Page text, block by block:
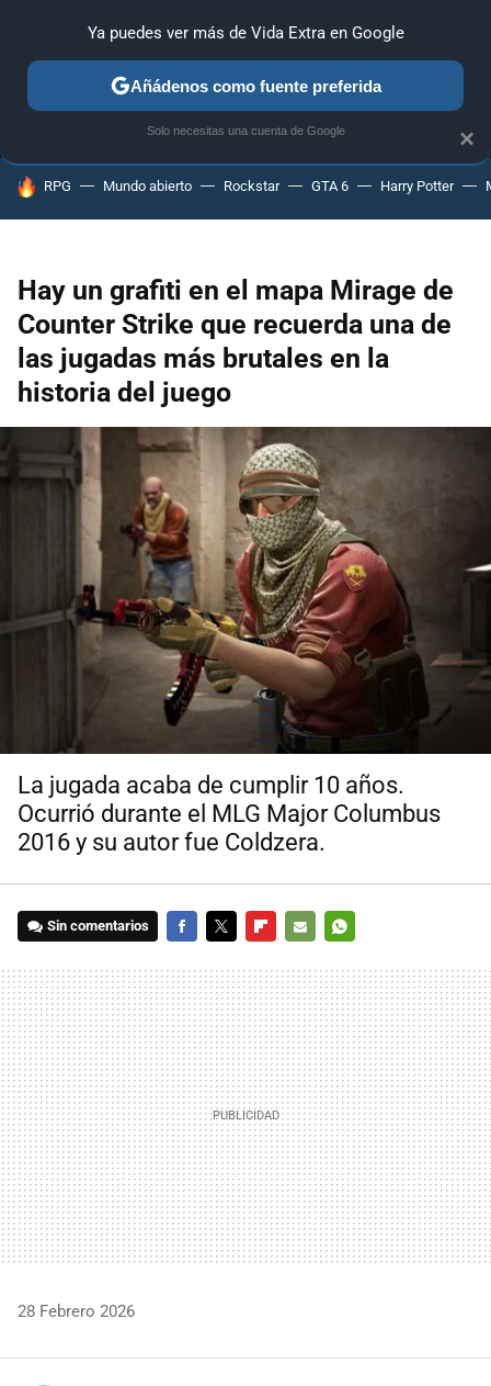
ANÁLISIS GUÍAS Y TRUCOS PC SONY NINTENDO
HOY SE HABLA DE
RPG Mundo abierto Rockstar GTA 6 Harry Potter
Hay un grafiti en el mapa Mirage de
Counter Strike que recuerda una de
las jugadas más brutales en la
historia del juego
La jugada acaba de cumplir 10 años.
Ocurrió durante el MLG Major Columbus
2016 y su autor fue Coldzera.
Sin comentarios
MAIL
28 Febrero 2026
×
Ya puedes ver más de Vida Extra en Google
Añádenos como fuente preferida
Solo necesitas una cuenta de Google